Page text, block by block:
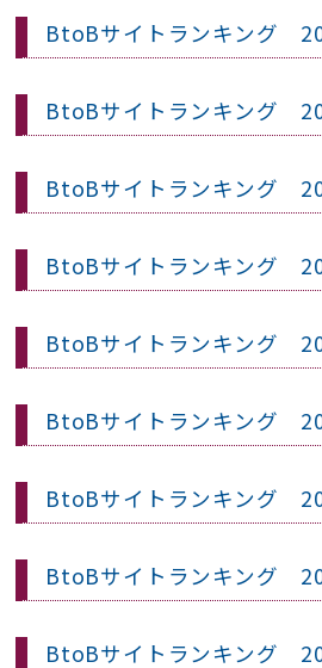
BtoBサイトランキング
BtoBサイトランキング
BtoBサイトランキング
BtoBサイトランキング
BtoBサイトランキング
BtoBサイトランキング
BtoBサイトランキング
BtoBサイトランキング
BtoBサイトランキング